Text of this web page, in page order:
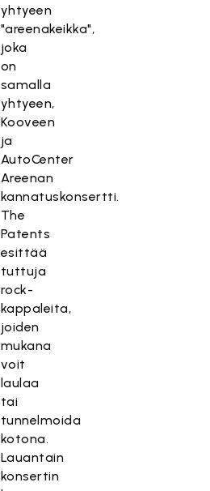
yhtyeen
"areenakeikka",
joka
on
samalla
yhtyeen,
Kooveen
ja
AutoCenter
Areenan
kannatuskonsertti.
The
Patents
esittää
tuttuja
rock-
kappaleita,
joiden
mukana
voit
laulaa
tai
tunnelmoida
kotona.
Lauantain
konsertin